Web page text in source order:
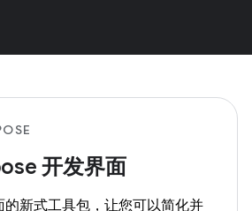
开发界面
的新式工具包，让您可以简化并